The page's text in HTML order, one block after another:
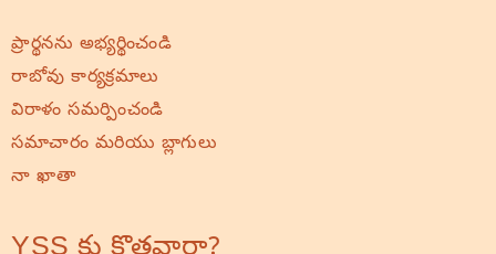
ప్రార్థనను అభ్యర్థించండి
రాబోవు కార్యక్రమాలు
విరాళం సమర్పించండి
సమాచారం మరియు బ్లాగులు
నా ఖాతా